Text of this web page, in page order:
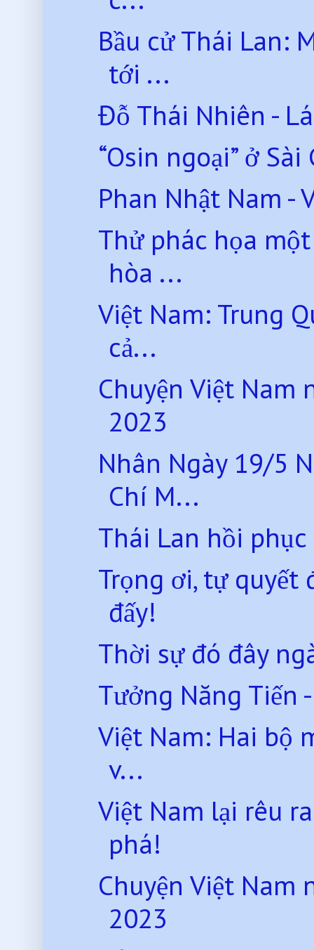
Bầu cử Thái Lan:
tới ...
Đỗ Thái Nhiên -
“Osin ngoại” ở Sài
Phan Nhật Nam -
Thử phác họa
hòa ...
Việt Nam: Trung
cả...
Chuyện Việt Nam
2023
Nhân Ngày 19/5
Chí M...
Thái Lan hồi phục
Trọng ơi, tự quyết
đấy!
Thời sự đó đây
Tưởng Năng Tiến
Việt Nam: Hai bộ
v...
Việt Nam lại rêu
phá!
Chuyện Việt Nam
2023